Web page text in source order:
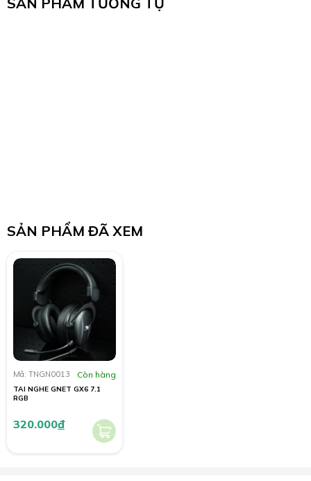
SẢN PHẨM ĐÃ XEM
Mã: TNGN0013 Còn hàng
TAI NGHE GNET GX6 7.1
RGB
320.000đ